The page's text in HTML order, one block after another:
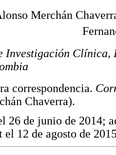
Merchán
Investigación
correspondencia.
Chaverra).
26 de junio de 2014;
el 12 de agosto de